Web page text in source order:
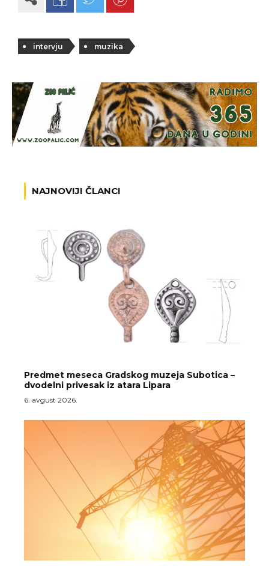
intervju muzika
NAJNOVIJI ČLANCI
Predmet meseca Gradskog muzeja Subotica –
dvodelni privesak iz atara Lipara
6. avgust 2026.